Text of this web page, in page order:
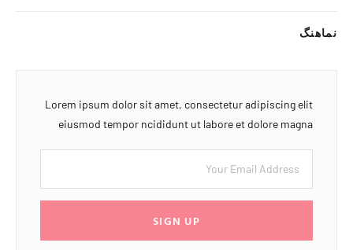
نماهنگ
Lorem ipsum dolor sit amet, consectetur adipiscing elit
eiusmod tempor ncididunt ut labore et dolore magna
SIGN UP